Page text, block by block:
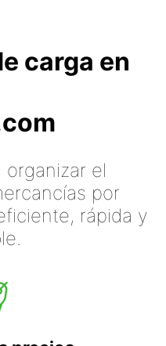
carga en
el
por
rápida y